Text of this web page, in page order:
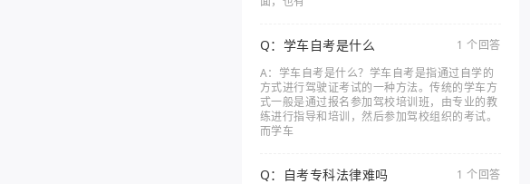
Q：学车自考是什么
1 个回答
A：学车自考是什么？学车自考是指通过自学的
方式进行驾驶证考试的一种方法。传统的学车方
式一般是通过报名参加驾校培训班，由专业的教
练进行指导和培训，然后参加驾校组织的考试。
而学车
Q：自考专科法律难吗
1 个回答